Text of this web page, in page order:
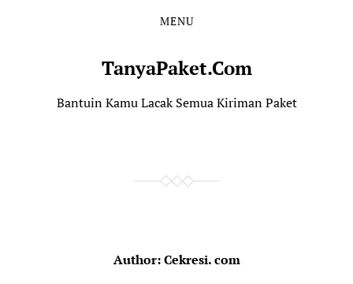
MENU
TanyaPaket.Com
Bantuin Kamu Lacak Semua Kiriman Paket
Author:Cekresi. com